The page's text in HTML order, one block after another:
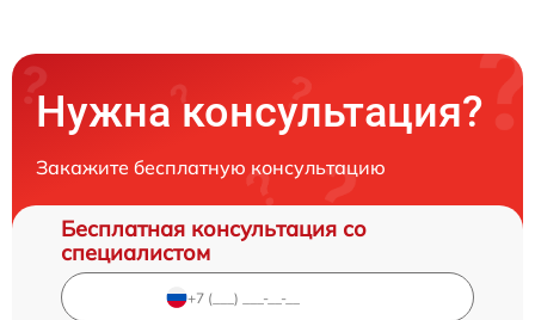
Нужна консультация?
Закажите бесплатную консультацию
Бесплатная консультация со
специалистом